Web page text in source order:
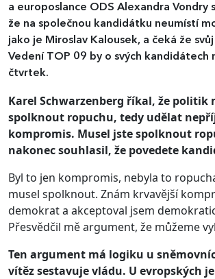
a europoslance ODS Alexandra Vondry
že na společnou kandidátku neumístí
jako je Miroslav Kalousek, a čeká že
Vedení TOP 09 by o svých kandidátech
čtvrtek.
Karel Schwarzenberg říkal, že politik
spolknout ropuchu, tedy udělat
kompromis. Musel jste spolknout
nakonec souhlasil, že povedete
Byl to jen kompromis, nebyla to
musel spolknout. Znám krvavější
demokrat a akceptoval jsem
Přesvědčil mě argument, že můžeme
Ten argument má logiku u
vítěz sestavuje vládu. U evropských